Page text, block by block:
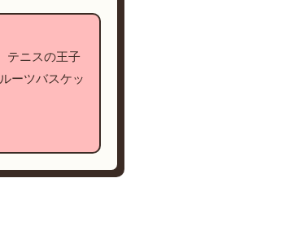
テニスの王子
ーツバスケッ